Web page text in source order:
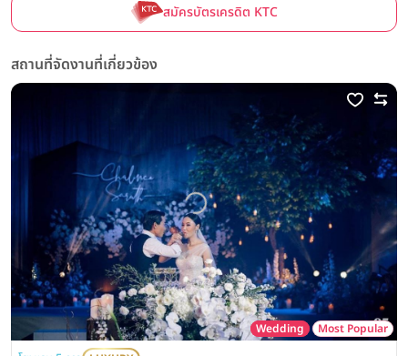
สมัครบัตรเครดิต KTC
สถานที่จัดงานที่เกี่ยวข้อง
Wedding Most Popular